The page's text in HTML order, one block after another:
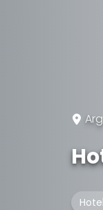
Hotel